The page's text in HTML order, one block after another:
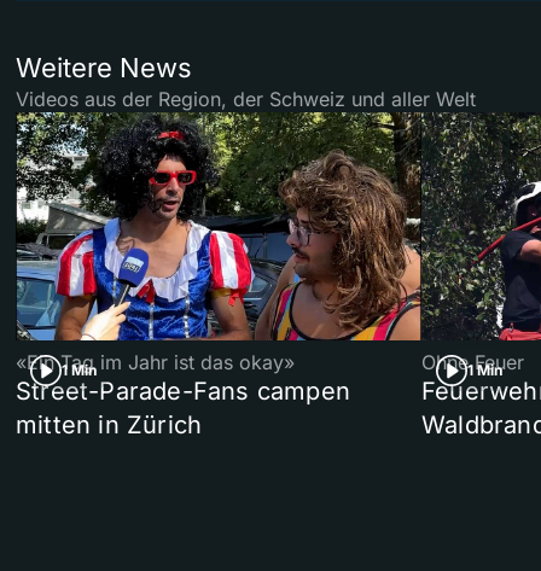
Weitere News
Videos aus der Region, der Schweiz und aller Welt
1 Min
«Ein Tag im Jahr ist das okay»
Street-Parade-Fans campen
mitten in Zürich
1 Min
Ohne Feuer